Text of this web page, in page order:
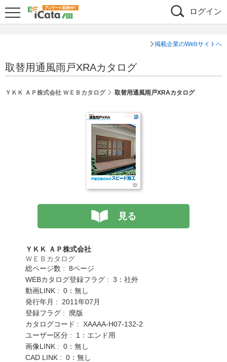
ログイン
掲載企業のWebサイトへ
取替用通風雨戸XRAカタログ
ＹＫＫ ＡＰ株式会社 ＷＥＢカタログ 取替用通風雨戸XRAカタログ
見る
ＹＫＫ ＡＰ株式会社
ＷＥＢカタログ
総ページ数 : 8ページ
WEBカタログ登録フラグ : 3：社外
動画LINK : 0：無し
発行年月 : 2011年07月
登録フラグ : 廃版
カタログコード : XAAAA-H07-132-2
ユーザー区分 : 1：エンド用
画像LINK : 0：無し
CAD LINK : 0：無し